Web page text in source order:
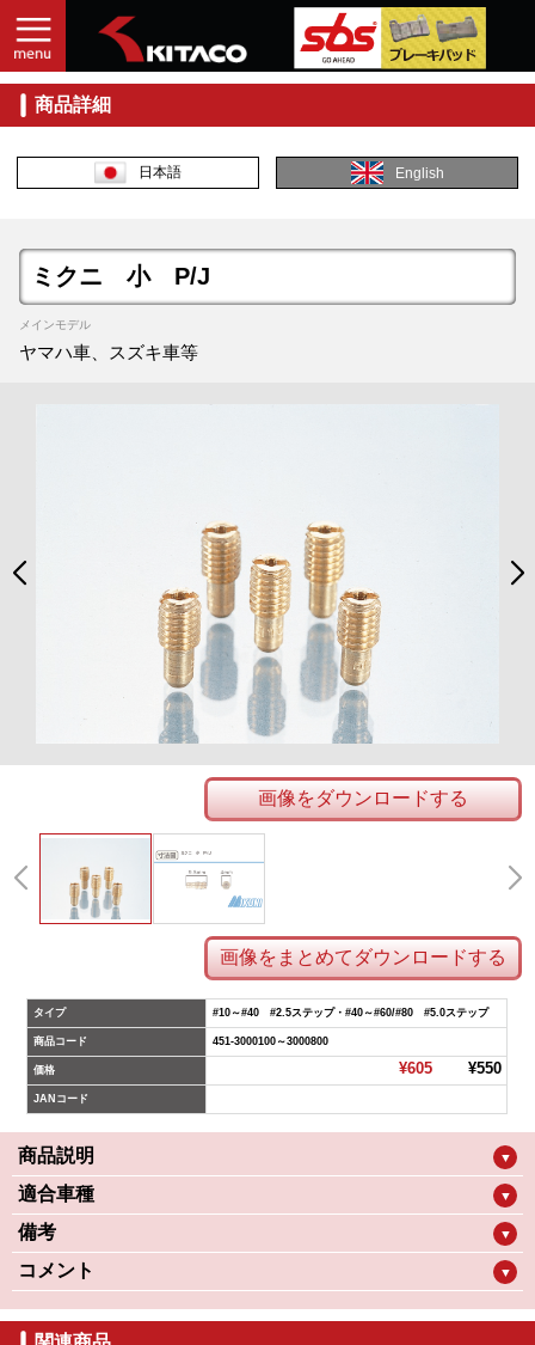
商品詳細
日本語 English
ミクニ 小 P/J
メインモデル
ヤマハ車、スズキ車等
画像をダウンロードする
画像をまとめてダウンロードする
タイプ #10～#40 #2.5ステップ・#40～#60/#80 #5.0ステップ
商品コード 451-3000100～3000800
価格 ¥605¥550
JANコード
商品説明 ▼
適合車種 ▼
備考 ▼
コメント ▼